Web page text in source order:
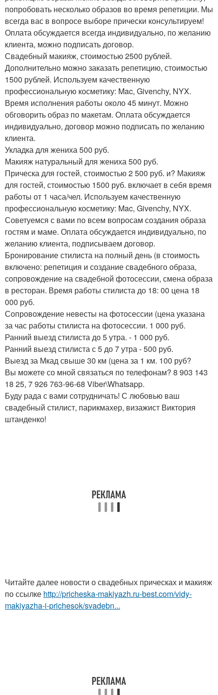
попробовать несколько образов во время репетиции. Мы
всегда вас в вопросе выборе прически консультируем!
Оплата обсуждается всегда индивидуально, по желанию
клиента, можно подписать договор.
Свадебный макияж, стоимостью 2500 рублей.
Дополнительно можно заказать репетицию, стоимостью
1500 рублей. Используем качественную
профессиональную косметику: Mac, Givenchy, NYX.
Время исполнения работы около 45 минут. Можно
обговорить образ по макетам. Оплата обсуждается
индивидуально, договор можно подписать по желанию
клиента.
Укладка для жениха 500 руб.
Макияж натуральный для жениха 500 руб.
Прическа для гостей, стоимостью 2 500 руб. и? Макияж
для гостей, стоимостью 1500 руб. включает в себя время
работы от 1 часа/чел. Используем качественную
профессиональную косметику: Mac, Givenchy, NYX.
Советуемся с вами по всем вопросам создания образа
гостям и маме. Оплата обсуждается индивидуально, по
желанию клиента, подписываем договор.
Бронирование стилиста на полный день (в стоимость
включено: репетиция и создание свадебного образа,
сопровождение на свадебной фотосессии, смена образа
в ресторан. Время работы стилиста до 18: 00 цена 18
000 руб.
Сопровождение невесты на фотосессии (цена указана
за час работы стилиста на фотосессии. 1 000 руб.
Ранний выезд стилиста до 5 утра. - 1 000 руб.
Ранний выезд стилиста с 5 до 7 утра - 500 руб.
Выезд за Мкад свыше 30 км (цена за 1 км. 100 руб?
Вы можете со мной связаться по телефонам? 8 903 143
18 25, 7 926 763-96-68 Viber\Whatsapp.
Буду рада с вами сотрудничать! С любовью ваш
свадебный стилист, парикмахер, визажист Виктория
штанденко!
Читайте далее новости о свадебных прическах и макияж
по ссылке http://pricheska-makiyazh.ru-best.com/vidy-
makiyazha-i-prichesok/svadebn...